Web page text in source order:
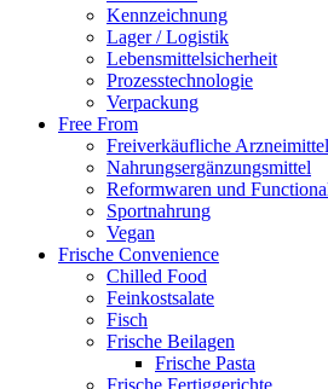
Kennzeichnung
Lager / Logistik
Lebensmittelsicherheit
Prozesstechnologie
Verpackung
Free From
Freiverkäufliche
Nahrungsergänzungsmittel
Reformwaren und
Sportnahrung
Vegan
Frische Convenience
Chilled Food
Feinkostsalate
Fisch
Frische Beilagen
Frische Pasta
Frische Fertiggerichte